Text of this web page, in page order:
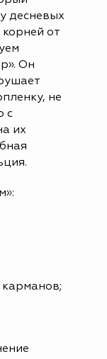
десневых
от
Он
не
с
их
карманов;